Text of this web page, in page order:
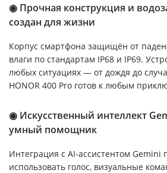
◉ Прочная конструкция и
создан для жизни
Корпус смартфона защищён от
влаги по стандартам IP68 и IP69.
любых ситуациях — от дождя до
HONOR 400 Pro готов к любым
◉ Искусственный интеллект
умный помощник
Интеграция с AI-ассистентом Gemini
использовать голос, визуальные